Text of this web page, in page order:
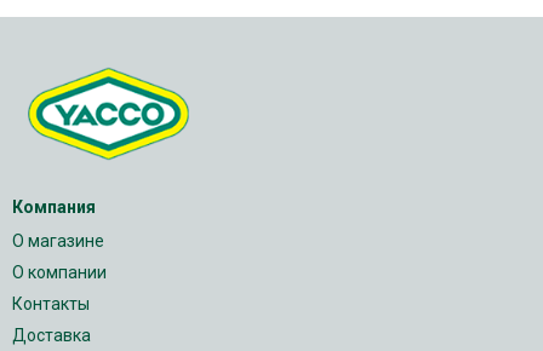
Компания
О магазине
О компании
Контакты
Доставка